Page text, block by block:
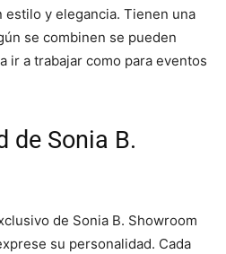
y elegancia. Tienen una
se combinen se pueden
ir a trabajar como para eventos
de Sonia B.
de Sonia B. Showroom
su personalidad. Cada